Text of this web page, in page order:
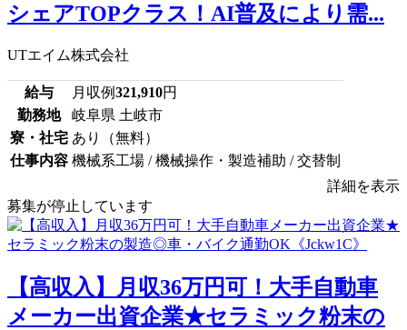
シェアTOPクラス！AI普及により需...
UTエイム株式会社
給与 月収例321,910円
勤務地
岐阜県 土岐市
寮・社宅 あり（無料）
仕事内容 機械系工場 / 機械操作・製造補助 / 交替制
詳細を表示
募集が停止しています
【高収入】月収36万円可！大手自動車
メーカー出資企業★セラミック粉末の